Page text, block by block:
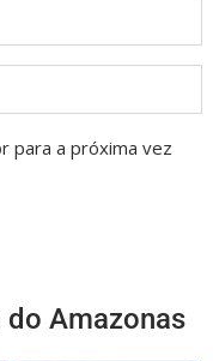
para a próxima vez
Amazonas